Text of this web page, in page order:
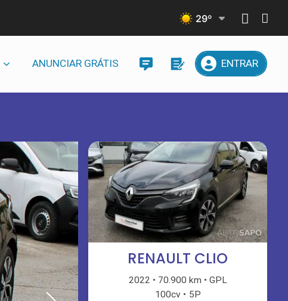
29º
ANUNCIAR GRÁTIS ENTRAR
RENAULT CLIO
2022 70.900 km
GPL
100cv
5P